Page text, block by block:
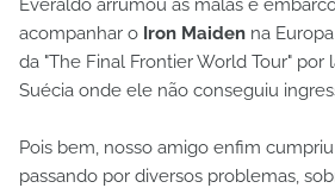
Everaldo arrumou as malas e
acompanhar o Iron Maiden na
da "The Final Frontier World Tour" por
Suécia onde ele não conseguiu
Pois bem, nosso amigo enfim
passando por diversos problemas,